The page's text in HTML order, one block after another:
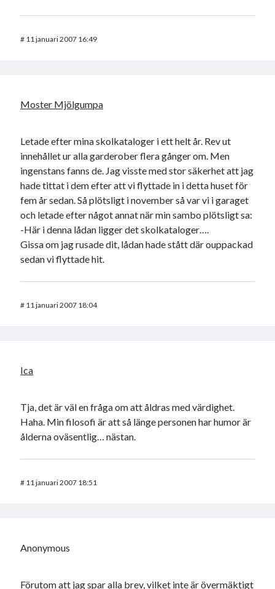
# 11 januari 2007 16:49
Moster Mjölgumpa
Letade efter mina skolkataloger i ett helt år. Rev ut
innehållet ur alla garderober flera gånger om. Men
ingenstans fanns de. Jag visste med stor säkerhet att jag
hade tittat i dem efter att vi flyttade in i detta huset för
fem år sedan. Så plötsligt i november så var vi i garaget
och letade efter något annat när min sambo plötsligt sa:
-Här i denna lådan ligger det skolkataloger….
Gissa om jag rusade dit, lådan hade stått där ouppackad
sedan vi flyttade hit.
# 11 januari 2007 18:04
Ica
Tja, det är väl en fråga om att åldras med värdighet.
Haha. Min filosofi är att så länge personen har humor är
ålderna oväsentlig… nästan.
# 11 januari 2007 18:51
Anonymous
Förutom att jag spar alla brev, vilket inte är övermäktigt